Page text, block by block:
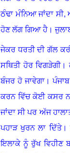
ਠੰਢਾ ਮੰਨਿਆ ਜਾਂਦਾ ਸੀ,
ਹੋਣ ਲੱਗ ਗਿਆ ਹੈ ।
ਜੇਕਰ ਧਰਤੀ ਦੀ ਗੱਲ
ਸਥਿਤੀ ਹੋਰ ਵਿਗੜੇਗੀ।
ਬੰਜਰ ਹੋ ਜਾਵੇਗਾ ।
ਕਰਨ ਵਿੱਚ ਕੋਈ ਕਸਰ
ਜਾਂਦਾ ਸੀ ਪਰ ਅੱਜ
ਪਹਾੜ ਖੁਰਨ ਲਾ ਦਿੱਤੇ।
ਇਲਾਕੇ ਨੂੰ ਰੁੱਖ ਵਿਹੀਣ